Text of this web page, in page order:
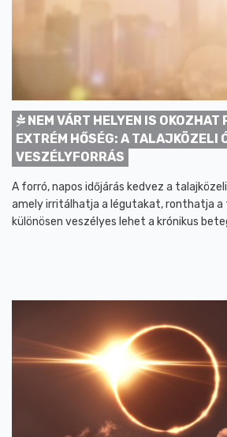
NEM VÁRT HELYEN IS OKOZHAT
EXTRÉM HŐSÉG: A TALAJKÖZELI
VESZÉLYFORRÁS
A forró, napos időjárás kedvez a
amely irritálhatja a légutakat, ronthatja a
különösen veszélyes lehet a krónikus